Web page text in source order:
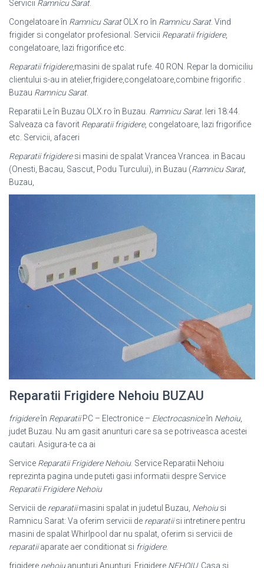
Servicii Ramnicu Sarat.
Congelatoare în Ramnicu SaratOLX.ro în Ramnicu Sarat. Vind
frigider si congelator profesional. Servicii Reparatii frigidere,
congelatoare, lazi frigorifice etc.
Reparatii frigidere,masini de spalat rufe. 40 RON. Repar la domiciliu
clientului s-au in atelier,frigidere,congelatoare,combine frigorific .
Buzau Ramnicu Sarat.
Reparatii Le în Buzau OLX.ro în Buzau. Ramnicu Sarat. Ieri 18:44.
Salveaza ca favorit Reparatii frigidere, congelatoare, lazi frigorifice
etc. Servicii, afaceri
Reparatii frigideresi masini de spalat Vrancea Vrancea. in Bacau
(Onesti, Bacau, Sascut, Podu Turcului), in Buzau (Ramnicu Sarat,
Buzau,
Reparatii Frigidere Nehoiu BUZAU
frigidereîn ReparatiiPC – Electronice – Electrocasniceîn Nehoiu,
judet Buzau. Nu am gasit anunturi care sa se potriveasca acestei
cautari. Asigura-te ca ai
Service Reparatii Frigidere Nehoiu. Service Reparatii Nehoiu
reprezinta pagina unde puteti gasi informatii despre Service
Reparatii Frigidere Nehoiu
Servicii de reparatiimasini spalat in judetul Buzau, Nehoiusi
Ramnicu Sarat: Va oferim servicii de reparatiisi intretinere pentru
masini de spalat Whirlpool dar nu spalat, oferim si servicii de
reparatiiaparate aer conditionat si frigidere.
frigidere nehoiuanunturi Anunturi, Frigidere NEHOIU, Casa si